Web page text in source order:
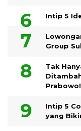
Intip 5
Group
Tak
Prabowo!
Intip 5
yang